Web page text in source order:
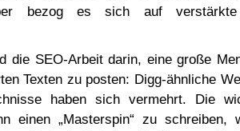
bezog es sich auf
die SEO-Arbeit darin, eine große
Texten zu posten: Digg-ähnliche
haben sich vermehrt. Die
einen „Masterspin“ zu schreiben,